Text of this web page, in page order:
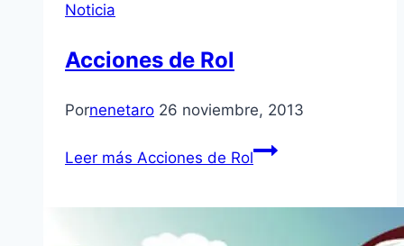
Noticia
Acciones de Rol
Pornenetaro 26 noviembre, 2013
Leer más Acciones de Rol